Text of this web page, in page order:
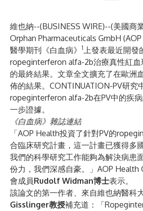
維也納--(BUSINESS WIRE)--(美國商
Orphan Pharmaceuticals GmbH
醫學期刊《白血病》 1上發表最近開發
ropeginterferon alfa-2b治療真性紅血
的最終結果。文章全文擴充了在歐洲
佈的結果。CONTINUATION-PV研究
ropeginterferon alfa-2b在PV中的疾
一步證據。
《白血病》雜誌連結
「AOP Health投資了針對PV的
合臨床研究計畫，這一計畫已獲得多
我們的科學研究工作能夠為解決病患
份力，我們深感自豪。」AOP Health
會成員Rudolf Widman博士表示。
該論文的第一作者、來自維也納醫科
Gisslinger教授補充道：「